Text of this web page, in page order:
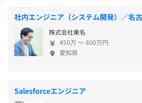
【開発環境】
OS：Windows、Linux、Unix 等
言語：Java、C、PHP、Perl、VC++
DB：Oracle、MySQL、PosgreSQL
神戸市営地下鉄海岸線(夢かもめ)「
歩6分
阪神本線「三宮駅」徒歩8分
神戸新交通ポートアイランド線「三
・役職手当
・資格手当（報奨金あり）
社内エンジニア（システム開発）／名
株式会社東名
450万 〜 800万円
愛知県
Salesforceエンジニア